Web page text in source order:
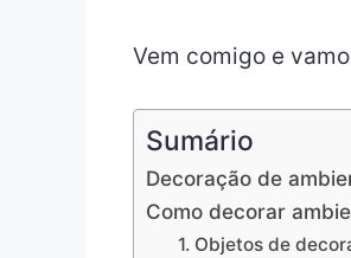
Vem comigo e
Sumário
Decoração de
Como decorar
1. Objetos de